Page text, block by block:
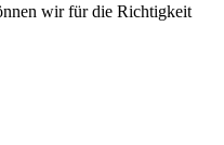
wir für die Richtigkeit